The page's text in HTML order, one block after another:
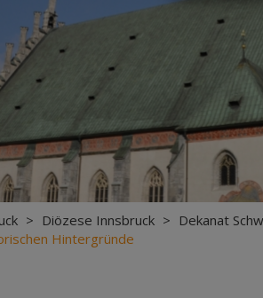
> Diözese Innsbruck > Dekanat
Hintergründe